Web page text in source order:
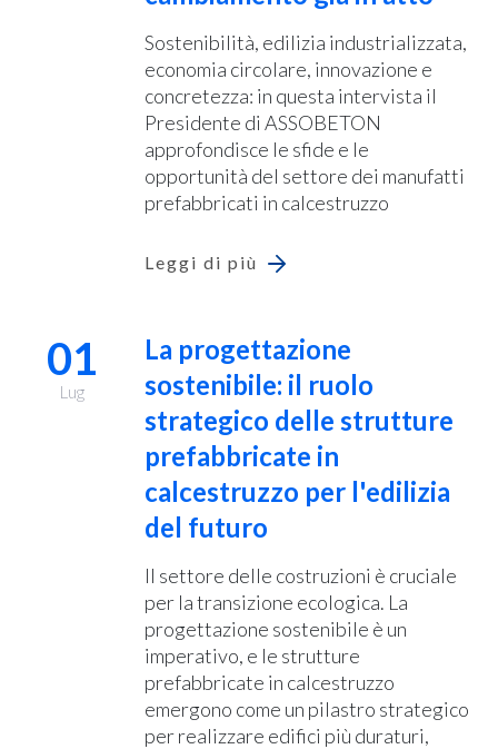
Sostenibilità, edilizia industrializzata,
economia circolare, innovazione e
concretezza: in questa intervista il
Presidente di ASSOBETON
approfondisce le sfide e le
opportunità del settore dei manufatti
prefabbricati in calcestruzzo
Leggi di più
01
Lug
La progettazione
sostenibile: il ruolo
strategico delle strutture
prefabbricate in
calcestruzzo per l'edilizia
del futuro
Il settore delle costruzioni è cruciale
per la transizione ecologica. La
progettazione sostenibile è un
imperativo, e le strutture
prefabbricate in calcestruzzo
emergono come un pilastro strategico
per realizzare edifici più duraturi,